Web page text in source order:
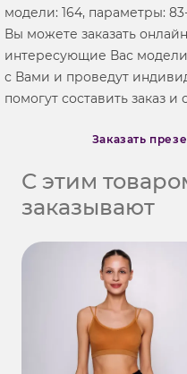
модели: 164, параметры:
Вы можете заказать
интересующие Вас
с Вами и проведут
помогут составить заказ
Заказать
С этим
заказывают